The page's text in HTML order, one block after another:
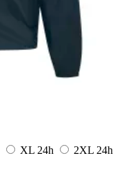
XL 24h 2XL 24h